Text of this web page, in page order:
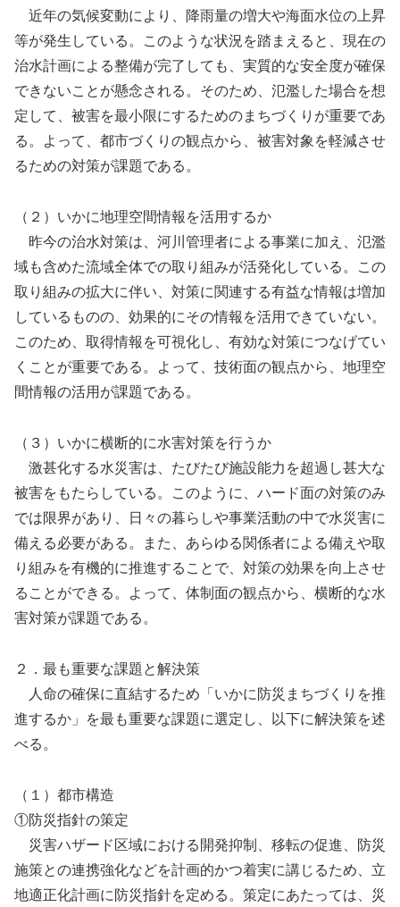
近年の気候変動により、降雨量の増大や海面水位の上昇
等が発生している。このような状況を踏まえると、現在の
治水計画による整備が完了しても、実質的な安全度が確保
できないことが懸念される。そのため、氾濫した場合を想
定して、被害を最小限にするためのまちづくりが重要であ
る。よって、都市づくりの観点から、被害対象を軽減させ
るための対策が課題である。
（２）いかに地理空間情報を活用するか
昨今の治水対策は、河川管理者による事業に加え、氾濫
域も含めた流域全体での取り組みが活発化している。この
取り組みの拡大に伴い、対策に関連する有益な情報は増加
しているものの、効果的にその情報を活用できていない。
このため、取得情報を可視化し、有効な対策につなげてい
くことが重要である。よって、技術面の観点から、地理空
間情報の活用が課題である。
（３）いかに横断的に水害対策を行うか
激甚化する水災害は、たびたび施設能力を超過し甚大な
被害をもたらしている。このように、ハード面の対策のみ
では限界があり、日々の暮らしや事業活動の中で水災害に
備える必要がある。また、あらゆる関係者による備えや取
り組みを有機的に推進することで、対策の効果を向上させ
ることができる。よって、体制面の観点から、横断的な水
害対策が課題である。
２．最も重要な課題と解決策
人命の確保に直結するため「いかに防災まちづくりを推
進するか」を最も重要な課題に選定し、以下に解決策を述
べる。
（１）都市構造
①防災指針の策定
災害ハザード区域における開発抑制、移転の促進、防災
施策との連携強化などを計画的かつ着実に講じるため、立
地適正化計画に防災指針を定める。策定にあたっては、災